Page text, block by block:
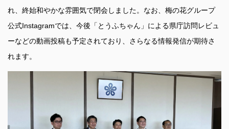
れ、終始和やかな雰囲気で閉会しました。なお、梅の花グループ
公式Instagramでは、今後「とうふちゃん」による県庁訪問レビュ
ーなどの動画投稿も予定されており、さらなる情報発信が期待さ
れます。